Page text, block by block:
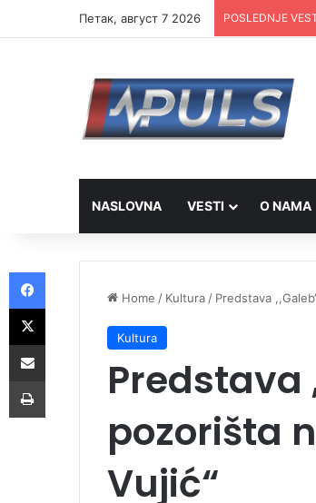
Петак, август 7 2026 POSLEDNJE
NASLOVNA VESTI O NAMA
Home / Kultura / Predstava
Kultura
Predstava
pozorišta
Vujić“
Facebook
X
Share via Email